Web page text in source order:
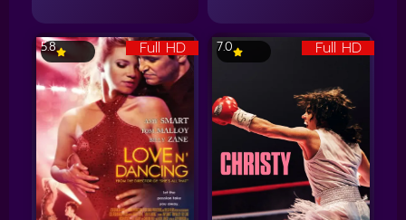
Full HD
5.8 Full HD
7.0